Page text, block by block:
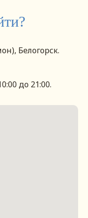
Белогорск.
до 21:00.